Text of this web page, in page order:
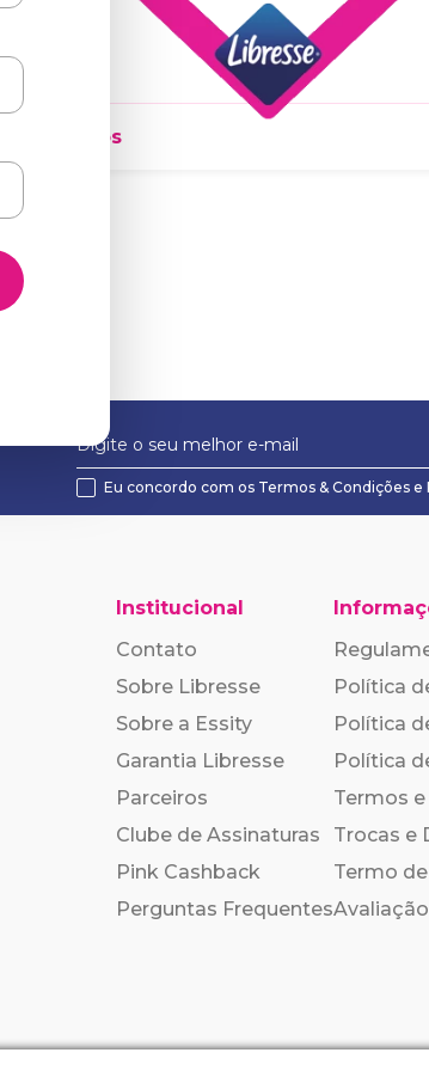
Diários
Eu concordo com os Termos & Condições e
Institucional
Contato
Sobre Libresse
Sobre a Essity
Garantia Libresse
Parceiros
Clube de Assinaturas
Pink Cashback
Perguntas Frequentes
Política
Política
Política
Termos
Trocas e
Termo